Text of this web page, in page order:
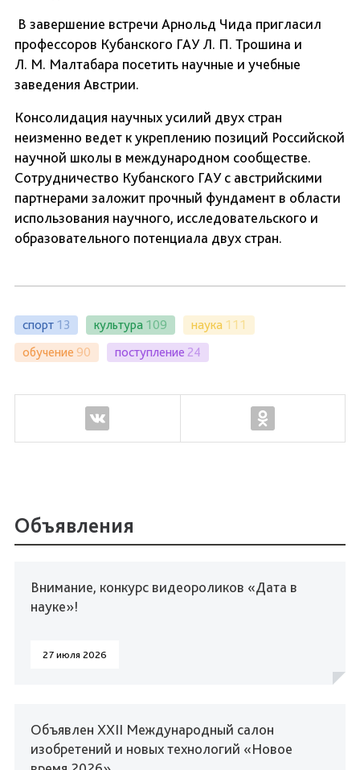
В завершение встречи Арнольд Чида пригласил
профессоров Кубанского ГАУ Л. П. Трошина и
Л. М. Малтабара посетить научные и учебные
заведения Австрии.
Консолидация научных усилий двух стран
неизменно ведет к укреплению позиций Российской
научной школы в международном сообществе.
Сотрудничество Кубанского ГАУ с австрийскими
партнерами заложит прочный фундамент в области
использования научного, исследовательского и
образовательного потенциала двух стран.
спорт 13 культура 109 наука 111
обучение 90 поступление 24
Объявления
Внимание, конкурс видеороликов «Дата в
науке»!
27 июля 2026
Объявлен XXII Международный салон
изобретений и новых технологий «Новое